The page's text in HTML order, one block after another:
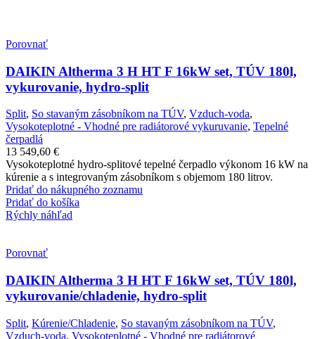
Porovnať
DAIKIN Altherma 3 H HT F 16kW set, TÚV 180l,
vykurovanie, hydro-split
Split, So stavaným zásobníkom na TÚV, Vzduch-voda,
Vysokoteplotné - Vhodné pre radiátorové vykuruvanie, Tepelné
čerpadlá
13 549,60 €
Vysokoteplotné hydro-splitové tepelné čerpadlo výkonom 16 kW na
kúrenie a s integrovaným zásobníkom s objemom 180 litrov.
Pridať do nákupného zoznamu
Pridať do košíka
Rýchly náhľad
Porovnať
DAIKIN Altherma 3 H HT F 16kW set, TÚV 180l,
vykurovanie/chladenie, hydro-split
Split, Kúrenie/Chladenie, So stavaným zásobníkom na TÚV,
Vzduch-voda, Vysokoteplotné - Vhodné pre radiátorové